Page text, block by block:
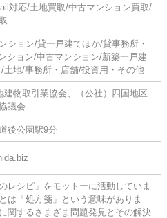
対応/土地買取/中古マンション買取/
ション/貸一戸建てほか/貸事務所・
ョン/中古マンション/新築一戸建
土地/事務所・店舗/投資用・その他
建物取引業協会、（公社）四国地区
議会
後公園駅9分
レシピ」をモットーに活動していま
は「処方箋」という意味がありま
関するさまざま問題発見とその解決